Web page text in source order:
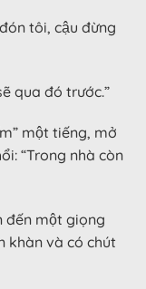
tôi, cậu đừng
qua đó trước.”
một tiếng, mở
“Trong nhà còn
đến một giọng
khàn và có chút